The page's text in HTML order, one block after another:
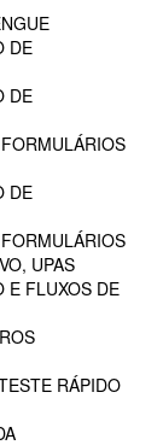
DE
DE
DE
UPAS
E FLUXOS DE
RÁPIDO